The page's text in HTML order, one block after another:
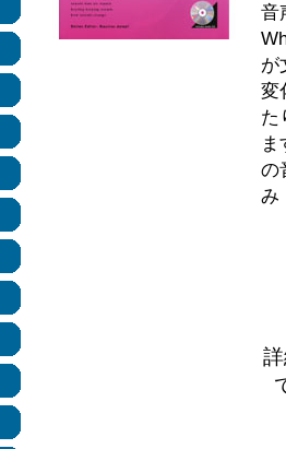
音
が
変
た
の
み